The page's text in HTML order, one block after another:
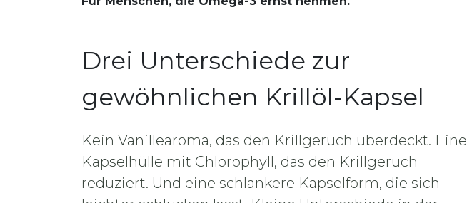
Drei Unterschiede zur
gewöhnlichen Krillöl-Kapsel
Kein Vanillearoma, das den Krillgeruch überdeckt. Eine
Kapselhülle mit Chlorophyll, das den Krillgeruch
reduziert. Und eine schlankere Kapselform, die sich